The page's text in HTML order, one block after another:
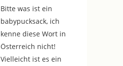
Bitte was ist ein
babypucksack, ich
kenne diese Wort in
Österreich nicht!
Vielleicht ist es ein